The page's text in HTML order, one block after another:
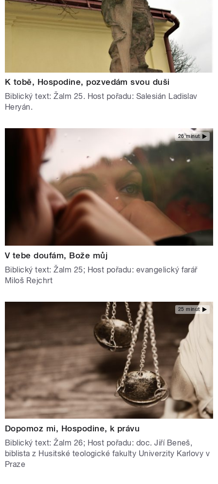
K tobě, Hospodine, pozvedám svou duši
Biblický text: Žalm 25. Host pořadu: Salesián Ladislav
Heryán.
26 minut
V tebe doufám, Bože můj
Biblický text: Žalm 25; Host pořadu: evangelický farář
Miloš Rejchrt
25 minut
Dopomoz mi, Hospodine, k právu
Biblický text: Žalm 26; Host pořadu: doc. Jiří Beneš,
biblista z Husitské teologické fakulty Univerzity Karlovy v
Praze